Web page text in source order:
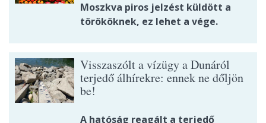
Moszkva piros jelzést küldött a
törököknek, ez lehet a vége.
Visszaszólt a vízügy a Dunáról
terjedő álhírekre: ennek ne dőljön
be!
A hatóság reagált a terjedő